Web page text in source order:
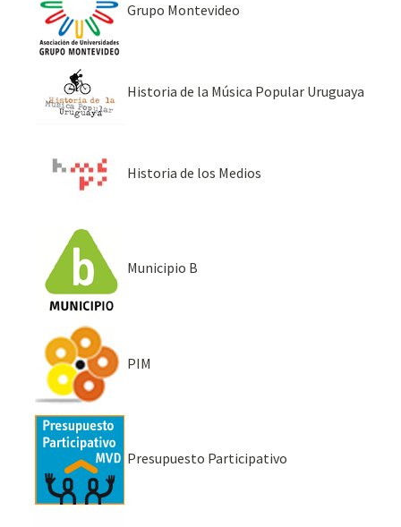
Grupo Montevideo
Historia de la Música Popular Uruguaya
Historia de los Medios
Municipio B
PIM
Presupuesto Participativo